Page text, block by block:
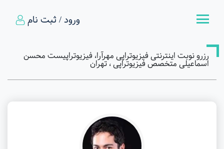
ورود / ثبت نام
رزرو نوبت اینترنتی فیزیوتراپی مهرآرا، فیزیوتراپیست محسن
اسماعیلی متخصص فیزیوتراپی ، تهران